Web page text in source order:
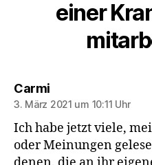
einer
Carmisagt:
3. März 2021 um 10:11 Uhr
Ich habe jetzt viele,
oder Meinungen